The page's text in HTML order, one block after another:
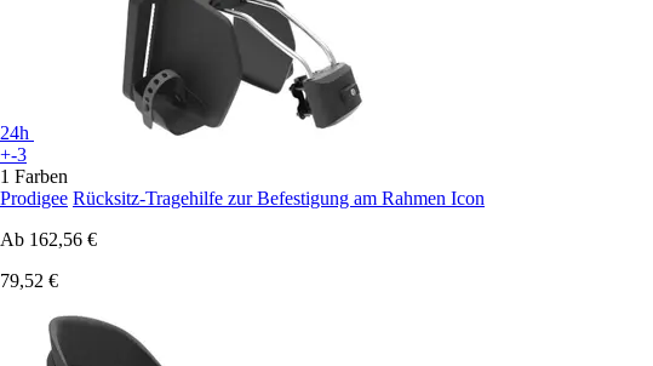
24h
+-3
1 Farben
Prodigee Rücksitz-Tragehilfe zur Befestigung am Rahmen Icon
Ab 162,56 €
79,52 €